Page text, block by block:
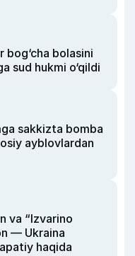
bog‘cha bolasini
sud hukmi o‘qildi
sakkizta bomba
ayblovlardan
va “Izvarino
— Ukraina
haqida